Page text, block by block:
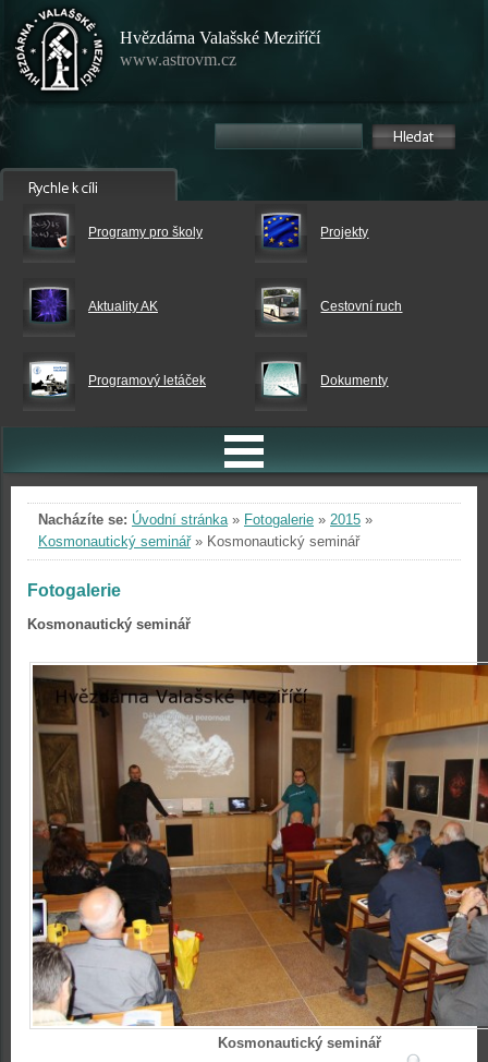
Hvězdárna Valašské Meziříčí
www.astrovm.cz
Programy pro školy Projekty
Aktuality AK Cestovní ruch
Programový letáček Dokumenty
Nacházíte se: Úvodní stránka» Fotogalerie » 2015 »
Kosmonautický seminář» Kosmonautický seminář
Fotogalerie
Kosmonautický seminář
Kosmonautický seminář